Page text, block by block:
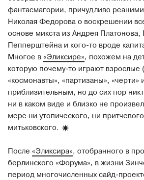
фантасмагории, причудливо
Николая Федорова о воскрешении
основе микста из Андрея Платонова,
Пепперштейна и кого-то вроде
Многое в «Эликсире», похожем на
которую почему-то играют взрослые
«космонавты», «партизаны», «черти»
приблизительным, но до сих пор
ни в каком виде и близко не
мере ни утопического, ни
митьковского.
После «Эликсира», отобранного в
берлинского «Форума», в жизни
период многочисленных сайд-